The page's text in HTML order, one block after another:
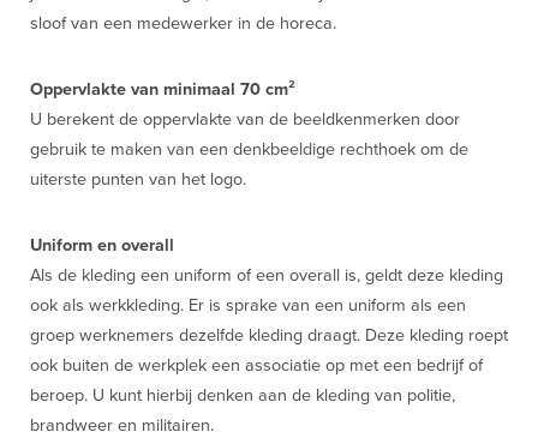
sloof van een medewerker in de horeca.
Oppervlakte van minimaal 70 cm²
U berekent de oppervlakte van de beeldkenmerken door
gebruik te maken van een denkbeeldige rechthoek om de
uiterste punten van het logo.
Uniform en overall
Als de kleding een uniform of een overall is, geldt deze kleding
ook als werkkleding. Er is sprake van een uniform als een
groep werknemers dezelfde kleding draagt. Deze kleding roept
ook buiten de werkplek een associatie op met een bedrijf of
beroep. U kunt hierbij denken aan de kleding van politie,
brandweer en militairen.